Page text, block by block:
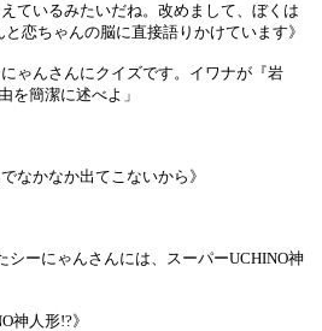
ているみたいだね。改めまして、ぼくは
恋ちゃんの脳に直接語りかけています》
ゃんさんにクイズです。イワナが『岩
を簡潔に述べよ」
なかなか出てこないから》
シーにゃんさんには、スーパーUCHINO神
神人形!?》